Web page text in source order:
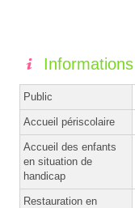
Informations
Public
Accueil périscolaire
Accueil des enfants
en situation de
handicap
Restauration en